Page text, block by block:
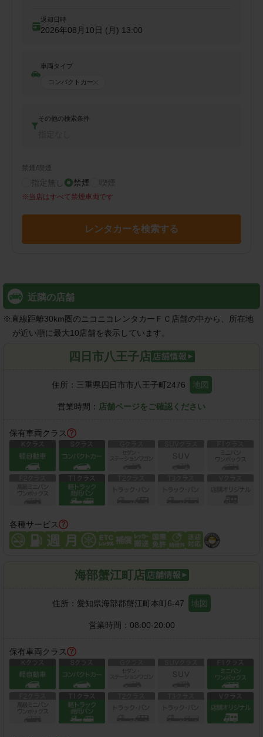
返却日時
2026年08月10日 (月) 13:00
車両タイプ
コンパクトカー
その他の検索条件
禁煙/喫煙
指定無し 禁煙 喫煙
※ 当店はすべて禁煙車両です
レンタカーを検索する
近隣の店舗
※直線距離30km圏のニコニコレンタカーＦＣ店舗の中から、所在地
が近い順に最大10店舗を表示しています。
四日市八王子店
住所： 三重県四日市市八王子町2476 地図
営業時間： 店舗ページをご確認ください
保有車両クラス
各種サービス
海部蟹江町店
住所： 愛知県海部郡蟹江町本町6-47 地図
営業時間： 08:00-20:00
保有車両クラス